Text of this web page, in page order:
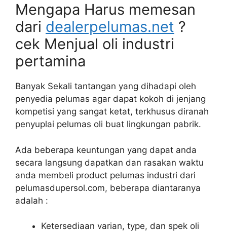
Mengapa Harus memesan
dari dealerpelumas.net ?
cek Menjual oli industri
pertamina
Banyak Sekali tantangan yang dihadapi oleh
penyedia pelumas agar dapat kokoh di jenjang
kompetisi yang sangat ketat, terkhusus diranah
penyuplai pelumas oli buat lingkungan pabrik.
Ada beberapa keuntungan yang dapat anda
secara langsung dapatkan dan rasakan waktu
anda membeli product pelumas industri dari
pelumasdupersol.com, beberapa diantaranya
adalah :
Ketersediaan varian, type, dan spek oli